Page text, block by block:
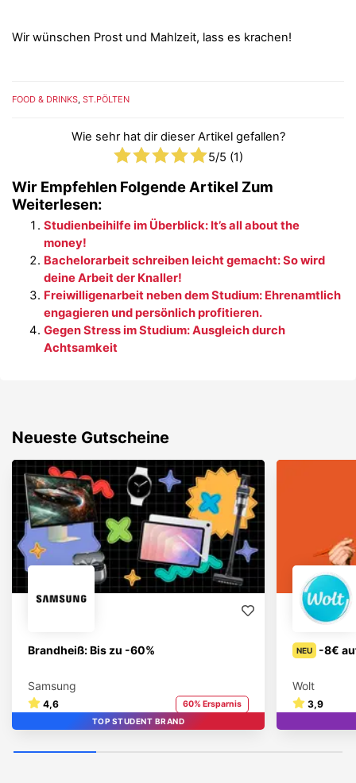
Wir wünschen Prost und Mahlzeit, lass es krachen!
FOOD & DRINKS, ST.PÖLTEN
Wie sehr hat dir dieser Artikel gefallen?
5/5 (1)
Wir Empfehlen Folgende Artikel Zum
Weiterlesen:
Studienbeihilfe im Überblick: It’s all about the
money!
Bachelorarbeit schreiben leicht gemacht: So wird
deine Arbeit der Knaller!
Freiwilligenarbeit neben dem Studium: Ehrenamtlich
engagieren und persönlich profitieren.
Gegen Stress im Studium: Ausgleich durch
Achtsamkeit
Neueste Gutscheine
Brandheiß: Bis zu -60%
Samsung
4,6 60% Ersparnis
TOP
STUDENT BRAND
TOP STUDENT BRAND
NEU -8€
Wolt
3,9